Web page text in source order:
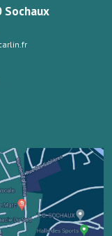
Sochaux